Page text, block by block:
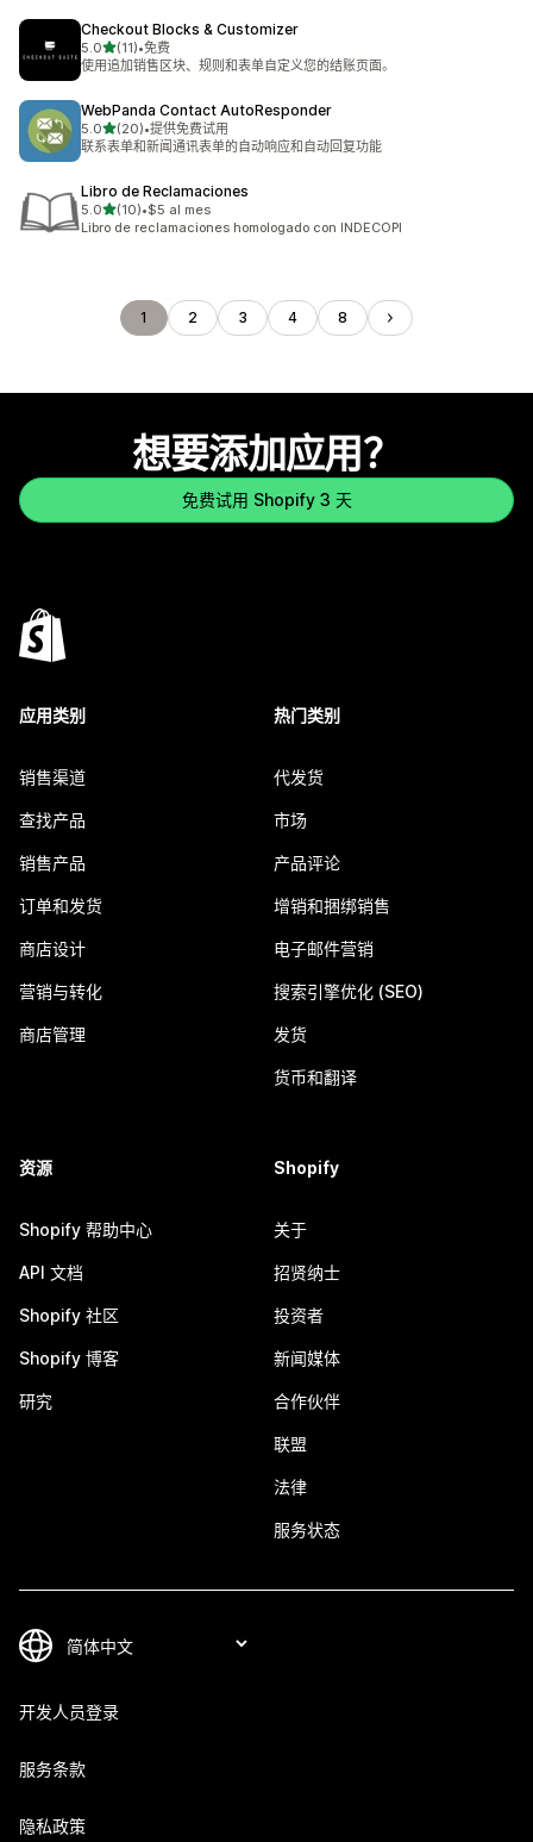
Checkout Blocks & Customizer
5.0星（满分 5 星）
(11)
总共 11 条评论
•免费
使用追加销售区块、规则和表单自定义您的结账页面。
WebPanda Contact AutoResponder
5.0星（满分 5 星）
(20)
总共 20 条评论
•提供免费试用
联系表单和新闻通讯表单的自动响应和自动回复功能
Libro de Reclamaciones
5.0星（满分 5 星）
(10)
总共 10 条评论
•$5 al mes
Libro de reclamaciones homologado con INDECOPI
1 2 3 4 8
想要添加应用？
免费试用 Shopify 3 天
应用类别
销售渠道
查找产品
销售产品
订单和发货
商店设计
营销与转化
商店管理
热门类别
代发货
市场
产品评论
增销和捆绑销售
电子邮件营销
搜索引擎优化 (SEO)
发货
货币和翻译
资源
Shopify 帮助中心
API 文档
Shopify 社区
Shopify 博客
研究
Shopify
关于
招贤纳士
投资者
新闻媒体
合作伙伴
联盟
法律
服务状态
开发人员登录
服务条款
隐私政策